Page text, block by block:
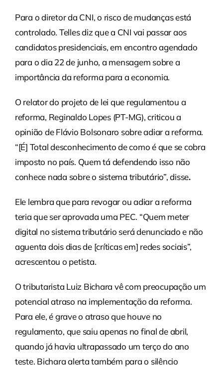
Para o diretor da CNI, o risco de mudanças está
controlado. Telles diz que a CNI vai passar aos
candidatos presidenciais, em encontro agendado
para o dia 22 de junho, a mensagem sobre a
importância da reforma para a economia.
O relator do projeto de lei que regulamentou a
reforma, Reginaldo Lopes (PT-MG), criticou a
opinião de Flávio Bolsonaro sobre adiar a reforma.
“[É] Total desconhecimento de como é que se cobra
imposto no país. Quem tá defendendo isso não
conhece nada sobre o sistema tributário”, disse.
Ele lembra que para revogar ou adiar a reforma
teria que ser aprovada uma PEC. “Quem meter
digital no sistema tributário será denunciado e não
aguenta dois dias de [críticas em] redes sociais”,
acrescentou o petista.
O tributarista Luiz Bichara vê com preocupação um
potencial atraso na implementação da reforma.
Para ele, é grave o atraso que houve no
regulamento, que saiu apenas no final de abril,
quando já havia ultrapassado um terço do ano
teste. Bichara alerta também para o silêncio